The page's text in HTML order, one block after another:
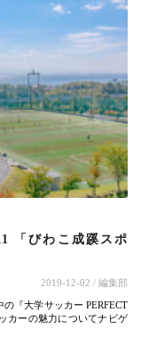
「びわこ成蹊スポ
2019-12-02 / 編集部
『大学サッカー PERFECT
カーの魅力についてナビゲ